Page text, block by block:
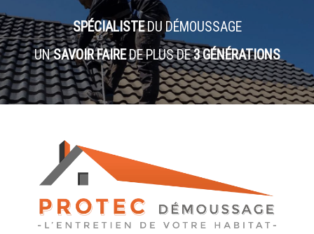
SPÉCIALISTEDU DÉMOUSSAGE
UNSAVOIR FAIREDE PLUS DE3 GÉNÉRATIONS